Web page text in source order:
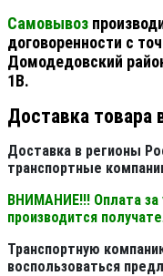
Самовывоз
договоренности с
Домодедовский
1В.
Доставка
Доставка в регионы
транспортные
ВНИМАНИЕ!!! Оплата за
производится
Транспортную
воспользоваться